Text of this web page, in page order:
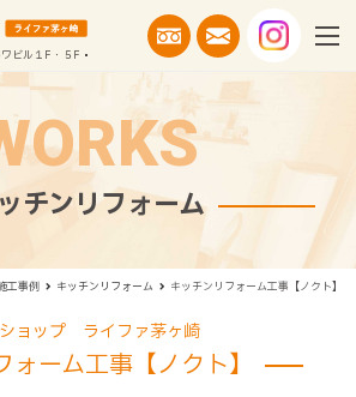
ビル１F・５F
チンリフォーム
工事例 キッチンリフォーム キッチンリフォーム工事【ノクト】
ョップ ライファ茅ヶ崎
ォーム工事【ノクト】